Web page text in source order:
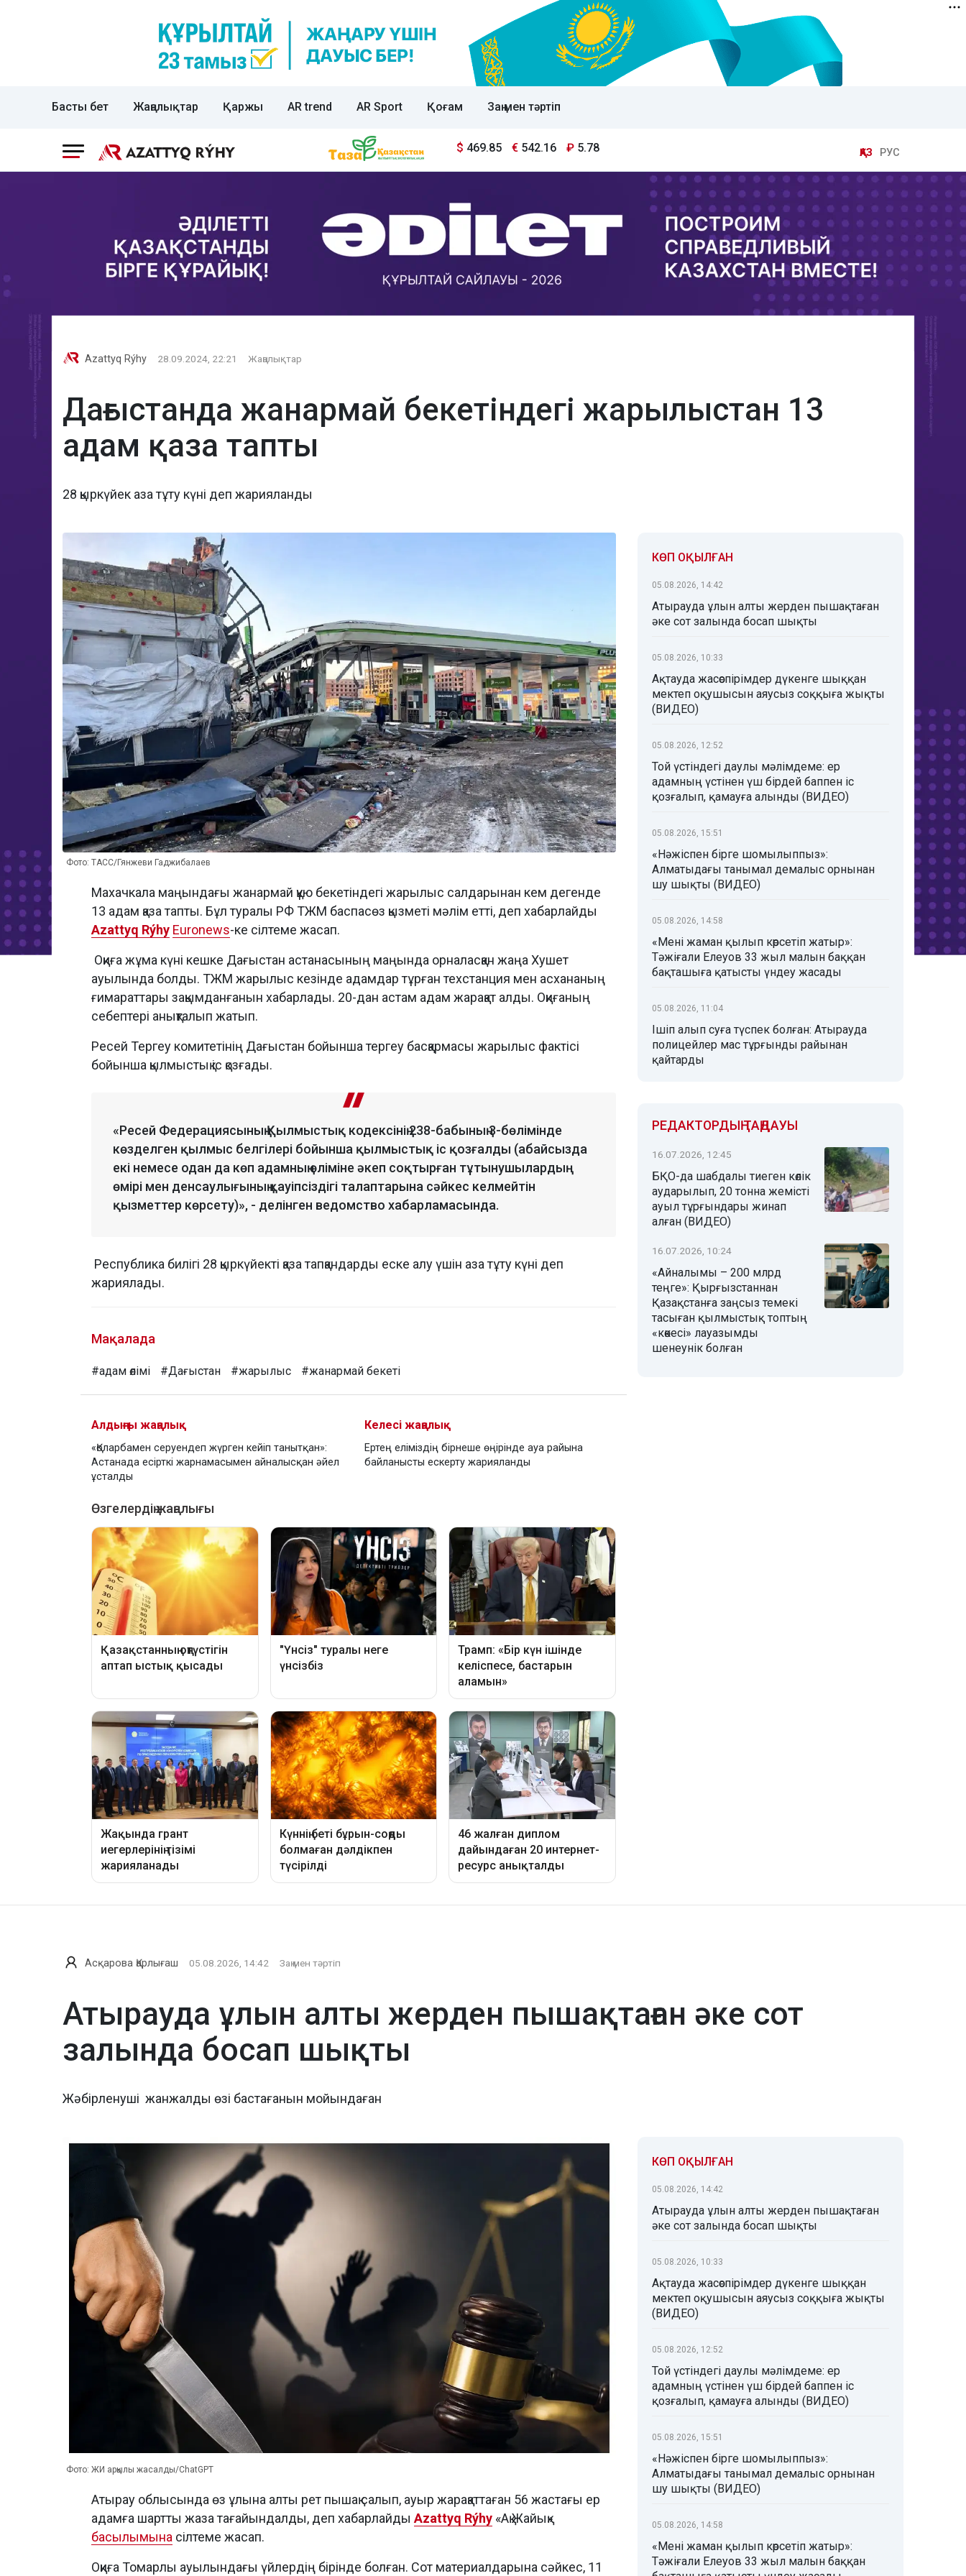
Басты бет Жаңалықтар Қаржы AR trend AR Sport Қоғам Заң мен тәртіп
$ 469.85 € 542.16 ₽ 5.78 ҚАЗ РУС
Azattyq Rýhy 28.09.2024, 22:21 Жаңалықтар
Дағыстанда жанармай бекетіндегі жарылыстан 13
адам қаза тапты
28 қыркүйек аза тұту күні деп жарияланды
Фото: ТАСС/Гянжеви Гаджибалаев
Махачкала маңындағы жанармай құю бекетіндегі жарылыс салдарынан кем дегенде
13 адам қаза тапты. Бұл туралы РФ ТЖМ баспасөз қызметі мәлім етті, деп хабарлайды
Azattyq Rýhy Euronews-ке сілтеме жасап.
Оқиға жұма күні кешке Дағыстан астанасының маңында орналасқан жаңа Хушет
ауылында болды. ТЖМ жарылыс кезінде адамдар тұрған техстанция мен асхананың
ғимараттары зақымданғанын хабарлады. 20-дан астам адам жарақат алды. Оқиғаның
себептері анықталып жатып.
Ресей Тергеу комитетінің Дағыстан бойынша тергеу басқармасы жарылыс фактісі
бойынша қылмыстық іс қозғады.
«Ресей Федерациясының Қылмыстық кодексінің 238-бабының 3-бөлімінде
көзделген қылмыс белгілері бойынша қылмыстық іс қозғалды (абайсызда
екі немесе одан да көп адамның өліміне әкеп соқтырған тұтынушылардың
өмірі мен денсаулығының қауіпсіздігі талаптарына сәйкес келмейтін
қызметтер көрсету)», - делінген ведомство хабарламасында.
Республика билігі 28 қыркүйекті қаза тапқандарды еске алу үшін аза тұту күні деп
жариялады.
Мақалада
#адам өлімі #Дағыстан #жарылыс #жанармай бекеті
Алдыңғы жаңалық
«Қоларбамен серуендеп жүрген кейіп танытқан»:
Астанада есірткі жарнамасымен айналысқан әйел
ұсталды
Келесі жаңалық
Ертең еліміздің бірнеше өңірінде ауа райына
байланысты ескерту жарияланды
КӨП ОҚЫЛҒАН
05.08.2026, 14:42
Атырауда ұлын алты жерден пышақтаған
әке сот залында босап шықты
05.08.2026, 10:33
Ақтауда жасөспірімдер дүкенге шыққан
мектеп оқушысын аяусыз соққыға жықты
(ВИДЕО)
05.08.2026, 12:52
Той үстіндегі даулы мәлімдеме: ер
адамның үстінен үш бірдей баппен іс
қозғалып, қамауға алынды (ВИДЕО)
05.08.2026, 15:51
«Нәжіспен бірге шомылыппыз»:
Алматыдағы танымал демалыс орнынан
шу шықты (ВИДЕО)
05.08.2026, 14:58
«Мені жаман қылып көрсетіп жатыр»:
Тәжіғали Елеуов 33 жыл малын баққан
бақташыға қатысты үндеу жасады
05.08.2026, 11:04
Ішіп алып суға түспек болған: Атырауда
полицейлер мас тұрғынды райынан
қайтарды
РЕДАКТОРДЫҢ ТАҢДАУЫ
16.07.2026, 12:45
БҚО-да шабдалы тиеген көлік
аударылып, 20 тонна жемісті
ауыл тұрғындары жинап
алған (ВИДЕО)
16.07.2026, 10:24
«Айналымы – 200 млрд
теңге»: Қырғызстаннан
Қазақстанға заңсыз темекі
тасыған қылмыстық топтың
«көкесі» лауазымды
шенеунік болған
Асқарова Қарлығаш 05.08.2026, 14:42 Заң мен тәртіп
Атырауда ұлын алты жерден пышақтаған әке сот
залында босап шықты
Жәбірленуші жанжалды өзі бастағанын мойындаған
Фото: ЖИ арқылы жасалды/ChatGPT
Атырау облысында өз ұлына алты рет пышақ салып, ауыр жарақаттаған 56 жастағы ер
адамға шартты жаза тағайындалды, деп хабарлайдыAzattyq Rýhy «Ақ Жайық»
басылымына сілтеме жасап.
Оқиға Томарлы ауылындағы үйлердің бірінде болған. Сот материалдарына сәйкес, 11
КӨП ОҚЫЛҒАН
05.08.2026, 14:42
Атырауда ұлын алты жерден пышақтаған
әке сот залында босап шықты
05.08.2026, 10:33
Ақтауда жасөспірімдер дүкенге шыққан
мектеп оқушысын аяусыз соққыға жықты
(ВИДЕО)
05.08.2026, 12:52
Той үстіндегі даулы мәлімдеме: ер
адамның үстінен үш бірдей баппен іс
қозғалып, қамауға алынды (ВИДЕО)
05.08.2026, 15:51
«Нәжіспен бірге шомылыппыз»:
Алматыдағы танымал демалыс орнынан
шу шықты (ВИДЕО)
05.08.2026, 14:58
«Мені жаман қылып көрсетіп жатыр»:
Тәжіғали Елеуов 33 жыл малын баққан